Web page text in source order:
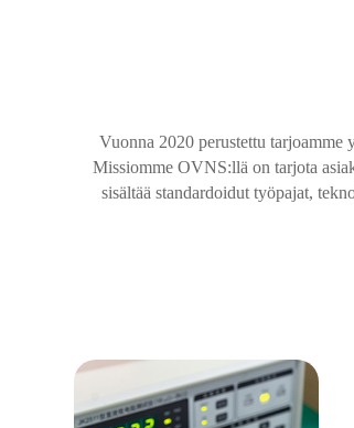
Vuonna 2020 perustettu
Missiomme OVNS:llä on tarjota
sisältää standardoidut työpajat,